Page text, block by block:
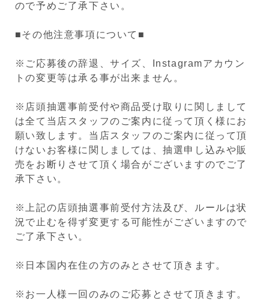
ので予めご了承下さい。
■その他注意事項について■
※ご応募後の辞退、サイズ、Instagramアカウン
トの変更等は承る事が出来ません。
※店頭抽選事前受付や商品受け取りに関しまして
は全て当店スタッフのご案内に従って頂く様にお
願い致します。当店スタッフのご案内に従って頂
けないお客様に関しましては、抽選申し込みや販
売をお断りさせて頂く場合がございますのでご了
承下さい。
※上記の店頭抽選事前受付方法及び、ルールは状
況で止むを得ず変更する可能性がございますので
ご了承下さい。
※日本国内在住の方のみとさせて頂きます。
※お一人様一回のみのご応募とさせて頂きます。